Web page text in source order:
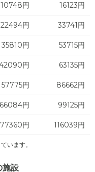
0 万円
2.2
0 万円
3.3
-
10748円 16123円
22494円 33741円
35810円 53715円
円 63135円
57775円 86662円
66084円 99125円
77360円 116039円
います。
施設